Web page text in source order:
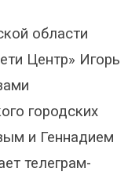
области
Центр» Игорь
городских
и Геннадием
телеграм-